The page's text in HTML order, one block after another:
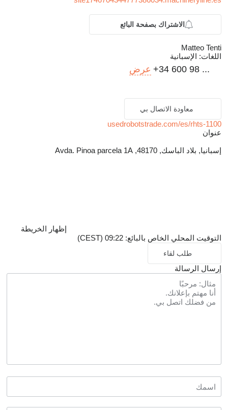
الاشتراك بصفحة البائع
Matteo Tenti
اللغات: الإسبانية
+34 600 98 ... عرض
معاودة الاتصال بي
usedrobotstrade.com/es/rhts-1100
عنوان
إسبانيا, بلاد الباسك, 48170, Avda. Pinoa parcela 1A
إظهار الخريطة
التوقيت المحلي الخاص بالبائع: 09:22 (CEST)
طلب لقاء
إرسال الرسالة